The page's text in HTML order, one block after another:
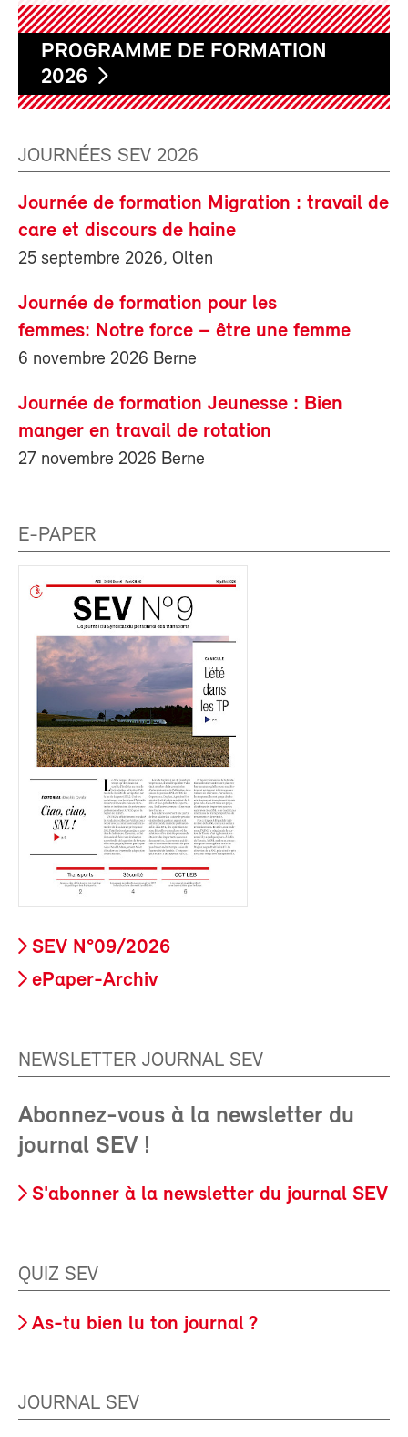
PROGRAMME DE FORMATION
2026
JOURNÉES SEV 2026
Journée de formation Migration : travail de
care et discours de haine
25 septembre 2026, Olten
Journée de formation pour les
femmes: Notre force – être une femme
6 novembre 2026 Berne
Journée de formation Jeunesse : Bien
manger en travail de rotation
27 novembre 2026 Berne
E-PAPER
SEV N°09/2026
ePaper-Archiv
NEWSLETTER JOURNAL SEV
Abonnez-vous à la newsletter du
journal SEV !
S'abonner à la newsletter du journal SEV
QUIZ SEV
As-tu bien lu ton journal ?
JOURNAL SEV